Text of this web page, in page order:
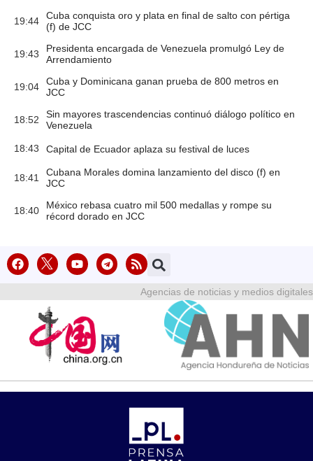
19:44
Cuba conquista oro y plata en final de salto con pértiga
(f) de JCC
19:43
Presidenta encargada de Venezuela promulgó Ley de
Arrendamiento
19:04
Cuba y Dominicana ganan prueba de 800 metros en
JCC
18:52
Sin mayores trascendencias continuó diálogo político en
Venezuela
18:43 Capital de Ecuador aplaza su festival de luces
18:41
Cubana Morales domina lanzamiento del disco (f) en
JCC
18:40
México rebasa cuatro mil 500 medallas y rompe su
récord dorado en JCC
Agencias de noticias y medios digitales